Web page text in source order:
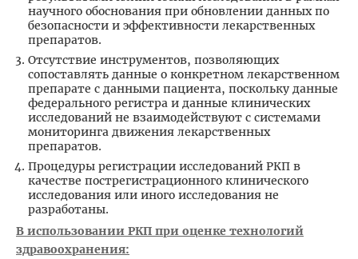
научного обоснования при обновлении данных по
безопасности и эффективности лекарственных
препаратов.
Отсутствие инструментов, позволяющих
сопоставлять данные о конкретном лекарственном
препарате с данными пациента, поскольку данные
федерального регистра и данные клинических
исследований не взаимодействуют с системами
мониторинга движения лекарственных
препаратов.
Процедуры регистрации исследований РКП в
качестве пострегистрационного клинического
исследования или иного исследования не
разработаны.
В использовании РКП при оценке технологий
здравоохранения: